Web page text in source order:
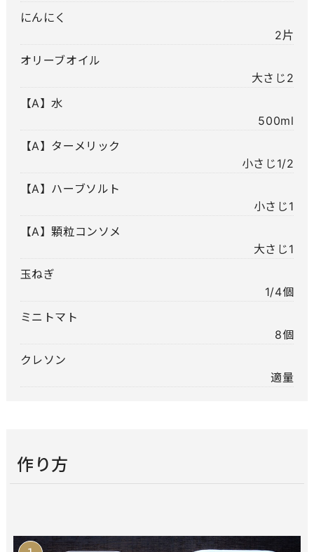
にんにく
2片
オリーブオイル
大さじ2
【A】水
500ml
【A】ターメリック
小さじ1/2
【A】ハーブソルト
小さじ1
【A】顆粒コンソメ
大さじ1
玉ねぎ
1/4個
ミニトマト
8個
クレソン
適量
作り方